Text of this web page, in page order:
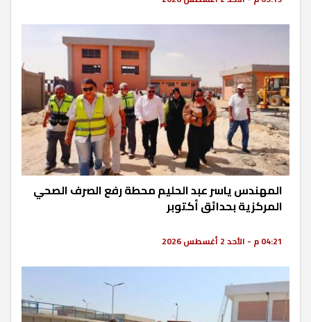
المهندس ياسر عبد الحليم محطة رفع الصرف الصحي
المركزية بحدائق أكتوبر
04:21 م - الأحد 2 أغسطس 2026